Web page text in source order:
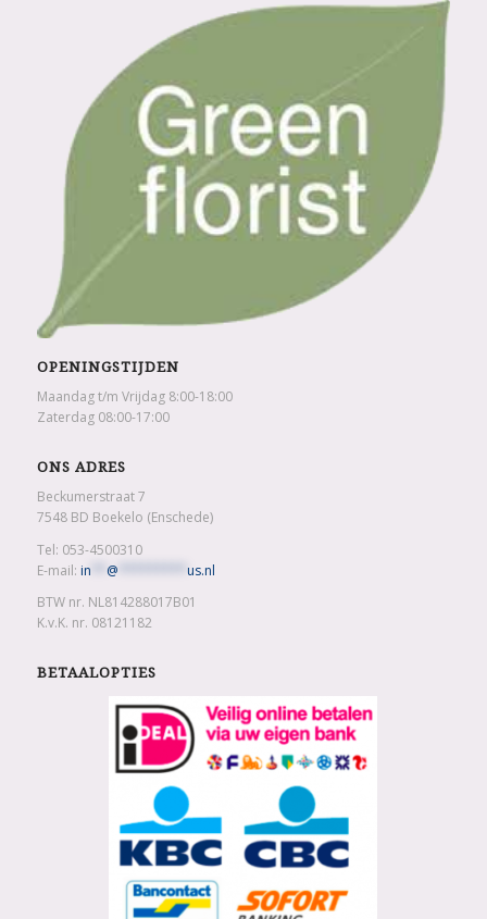
OPENINGSTIJDEN
Maandag t/m Vrijdag 8:00-18:00
Zaterdag 08:00-17:00
ONS ADRES
Beckumerstraat 7
7548 BD Boekelo (Enschede)
Tel: 053-4500310
E-mail: in @
us.nl
BTW nr. NL814288017B01
K.v.K. nr. 08121182
BETAALOPTIES